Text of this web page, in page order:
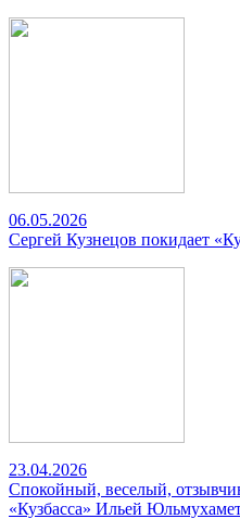
06.05.2026
Сергей Кузнецов покидает
23.04.2026
Спокойный, веселый,
«Кузбасса» Ильей